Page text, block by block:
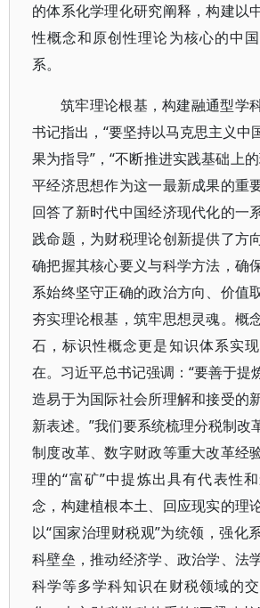
的体系化学理化研究阐释，构建以
性概念和原创性理论为核心的中
系。
筑牢理论根基，构建融通型学
书记指出，“要坚持以马克思主义中
果为指导”，“不断推进实践基础上
平经济思想作为这一最新成果的重
回答了新时代中国经济现代化的一
践命题，为财税理论创新提供了方
确把握其核心要义与科学方法，确
系始终坚守正确的政治方向、价值
夯实理论根基，筑牢思想灵魂。概
石，标识性概念更是知识体系实
在。习近平总书记强调：“要善于提
造易于为国际社会所理解和接受的
新表述。”我们要系统梳理分税制改
制度改革、数字财政等重大改革经
理的“富矿”中提炼出具有代表性
念，构建植根本土、回应现实的理
以“国家治理财税观”为统领，强化
科壁垒，推动经济学、政治学、法
科学等多学科知识在财税领域的